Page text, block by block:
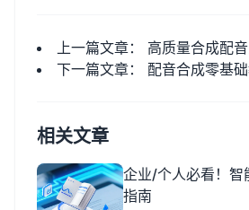
上一篇文章： 高质量合成配
下一篇文章： 配音合成零基
相关文章
企业/个人必看！智
指南